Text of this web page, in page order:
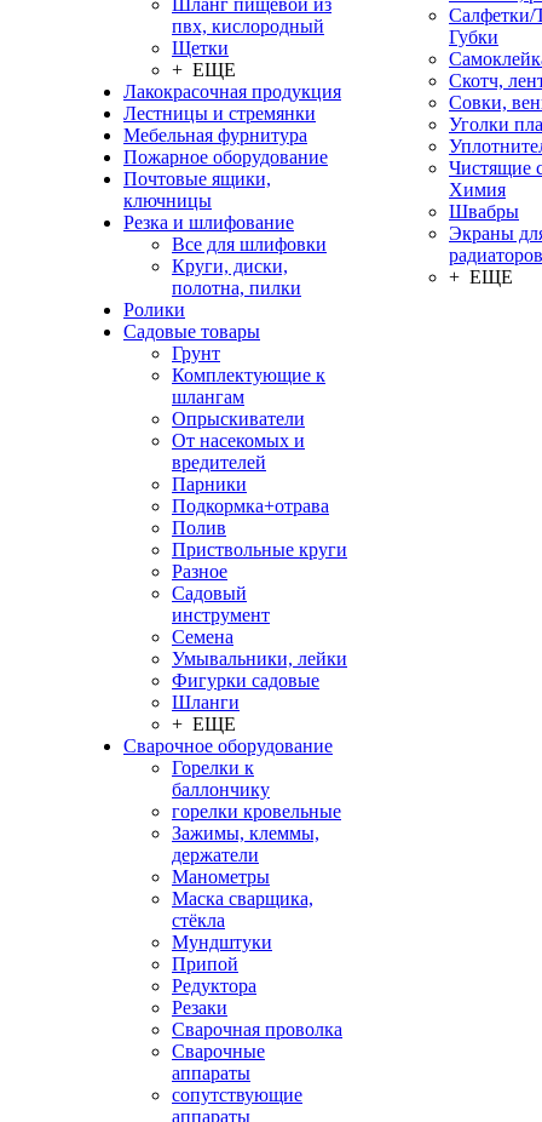
Шланг пищевой из
пвх, кислородный
Щетки
+ ЕЩЕ
Лакокрасочная продукция
Лестницы и стремянки
Мебельная фурнитура
Пожарное оборудование
Почтовые ящики,
ключницы
Резка и шлифование
Все для шлифовки
Круги, диски,
полотна, пилки
Ролики
Садовые товары
Грунт
Комплектующие к
шлангам
Опрыскиватели
От насекомых и
вредителей
Парники
Подкормка+отрава
Полив
Приствольные круги
Разное
Садовый
инструмент
Семена
Умывальники, лейки
Фигурки садовые
Шланги
+ ЕЩЕ
Сварочное оборудование
Горелки к
баллончику
горелки кровельные
Зажимы, клеммы,
держатели
Манометры
Маска сварщика,
стёкла
Мундштуки
Припой
Редуктора
Резаки
Сварочная проволка
Сварочные
аппараты
сопутствующие
аппараты
Салфетки/
Губки
Скотч,
Совки,
Уголки
Чистящие
Химия
Швабры
Экраны
радиаторов
+ ЕЩЕ